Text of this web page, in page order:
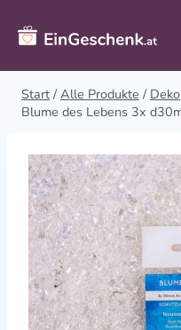
Inhalt
springen
Start / Alle Produkte / Deko
Blume des Lebens 3x